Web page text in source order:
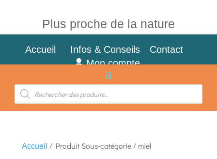
Plus proche de la nature
Accueil Infos & Conseils
Contact
Mon compte
Recherche
produits
Accueil / Produit Sous-catégorie / miel